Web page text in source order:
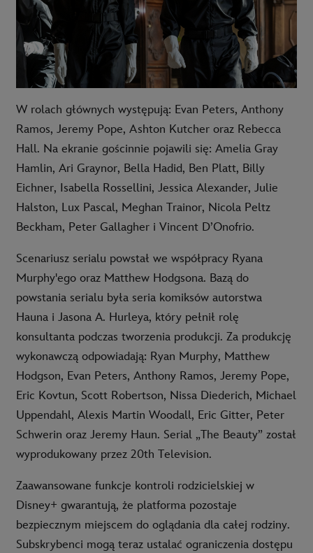
W rolach głównych występują: Evan Peters, Anthony
Ramos, Jeremy Pope, Ashton Kutcher oraz Rebecca
Hall. Na ekranie gościnnie pojawili się: Amelia Gray
Hamlin, Ari Graynor, Bella Hadid, Ben Platt, Billy
Eichner, Isabella Rossellini, Jessica Alexander, Julie
Halston, Lux Pascal, Meghan Trainor, Nicola Peltz
Beckham, Peter Gallagher i Vincent D’Onofrio.
Scenariusz serialu powstał we współpracy Ryana
Murphy'ego oraz Matthew Hodgsona. Bazą do
powstania serialu była seria komiksów autorstwa
Hauna i Jasona A. Hurleya, który pełnił rolę
konsultanta podczas tworzenia produkcji. Za produkcję
wykonawczą odpowiadają: Ryan Murphy, Matthew
Hodgson, Evan Peters, Anthony Ramos, Jeremy Pope,
Eric Kovtun, Scott Robertson, Nissa Diederich, Michael
Uppendahl, Alexis Martin Woodall, Eric Gitter, Peter
Schwerin oraz Jeremy Haun. Serial „The Beauty” został
wyprodukowany przez 20th Television.
Zaawansowane funkcje kontroli rodzicielskiej w
Disney+ gwarantują, że platforma pozostaje
bezpiecznym miejscem do oglądania dla całej rodziny.
Subskrybenci mogą teraz ustalać ograniczenia dostępu